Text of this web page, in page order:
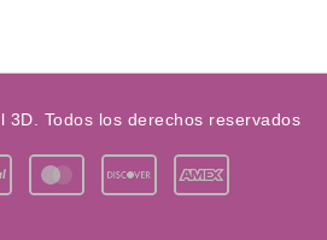
3D. Todos los derechos reservados